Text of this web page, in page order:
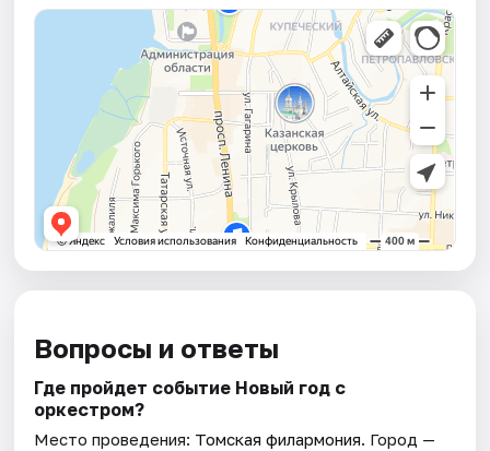
Вопросы и ответы
Где пройдет событие Новый год с
оркестром?
Место проведения: Томская филармония. Город —